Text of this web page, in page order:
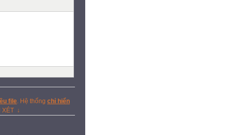
file . Hệ thống chỉ hiển
XÉT ↓